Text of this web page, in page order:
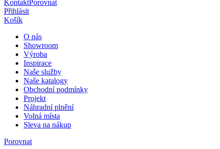
KontaktPorovnat
Přihlásit
Košík
O nás
Showroom
Výroba
Inspirace
Naše služby
Naše katalogy
Obchodní podmínky
Projekt
Náhradní plnění
Volná místa
Sleva na nákup
Porovnat